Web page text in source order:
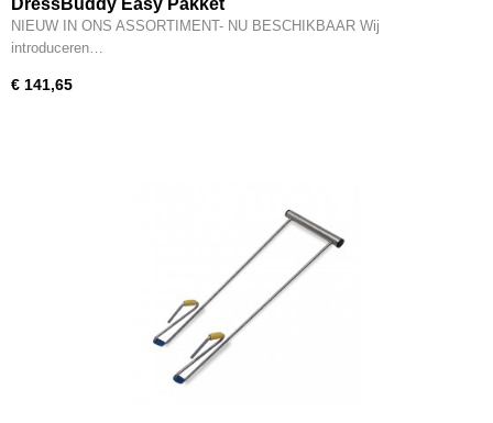
NIEUW IN ONS ASSORTIMENT- NU BESCHIKBAAR Wij
introduceren…
€ 141,65